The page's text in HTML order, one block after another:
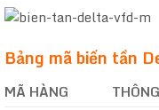
Bảng mã biến tần
MÃ HÀNG